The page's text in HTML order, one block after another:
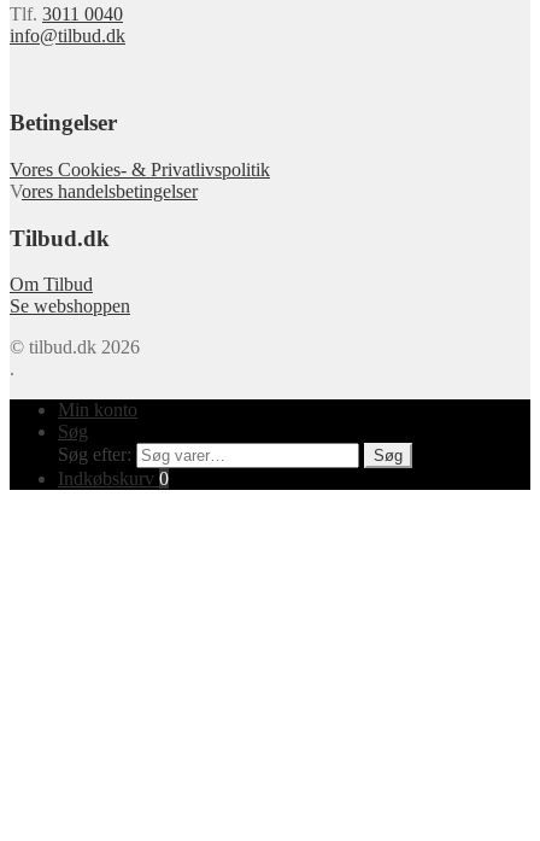
Tlf. 3011 0040
info@tilbud.dk
Betingelser
Vores Cookies- & Privatlivspolitik
Vores handelsbetingelser
Tilbud.dk
Om Tilbud
Se webshoppen
© tilbud.dk 2026
.
Min konto
Søg
Søg efter:
Søg
Indkøbskurv 0